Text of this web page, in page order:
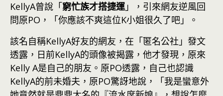
KellyA曾說「窮忙族才搭捷運」，引來網友逆風回
問原PO，「你應該不爽這位K小姐很久了吧」。
該名自稱KellyA好友的網友，在「匿名公社」發文
透露，日前KellyA的頭像被揭露，他才發現，原來
Kelly A是自己的朋友。原PO透露，自己也認識
KellyA的前未婚夫，原PO驚訝地說，「我是蠻意外